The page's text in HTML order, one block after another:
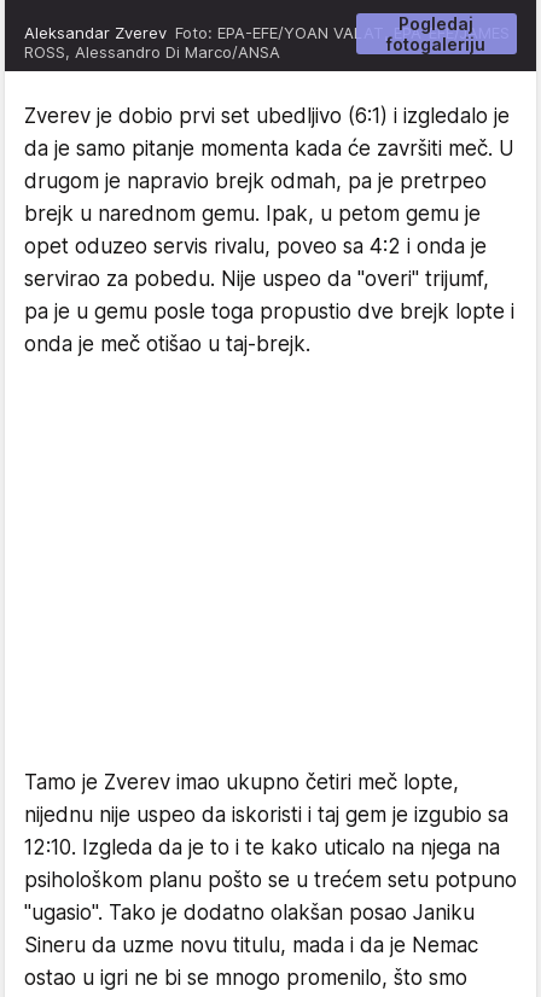
Pogledaj
fotogaleriju
Aleksandar Zverev Foto: EPA-EFE/YOAN VALAT, EPA-EFE/JAMES
ROSS, Alessandro Di Marco/ANSA
Zverev je dobio prvi set ubedljivo (6:1) i izgledalo je
da je samo pitanje momenta kada će završiti meč. U
drugom je napravio brejk odmah, pa je pretrpeo
brejk u narednom gemu. Ipak, u petom gemu je
opet oduzeo servis rivalu, poveo sa 4:2 i onda je
servirao za pobedu. Nije uspeo da "overi" trijumf,
pa je u gemu posle toga propustio dve brejk lopte i
onda je meč otišao u taj-brejk.
Tamo je Zverev imao ukupno četiri meč lopte,
nijednu nije uspeo da iskoristi i taj gem je izgubio sa
12:10. Izgleda da je to i te kako uticalo na njega na
psihološkom planu pošto se u trećem setu potpuno
"ugasio". Tako je dodatno olakšan posao Janiku
Sineru da uzme novu titulu, mada i da je Nemac
ostao u igri ne bi se mnogo promenilo, što smo